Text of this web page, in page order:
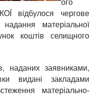
ого
відбулося чергове
матеріальної
коштів селищного
наданих заявниками,
видані закладами
матеріально-